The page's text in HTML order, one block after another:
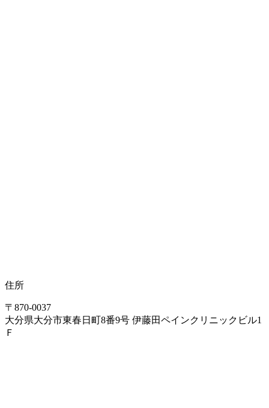
住所
〒870-0037
大分県大分市東春日町8番9号 伊藤田ペインクリニックビル1
Ｆ